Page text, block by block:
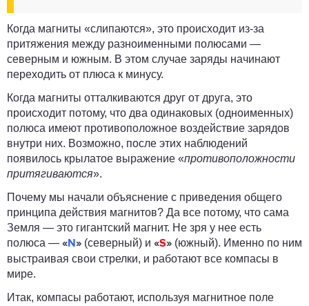
Когда магниты «слипаются», это происходит из-за
притяжения между разноименными полюсами —
северным и южным. В этом случае заряды начинают
переходить от плюса к минусу.
Когда магниты отталкиваются друг от друга, это
происходит потому, что два одинаковых (одноименных)
полюса имеют противоположное воздействие зарядов
внутри них. Возможно, после этих наблюдений
появилось крылатое выражение «противоположности
притягиваются».
Почему мы начали объяснение с приведения общего
принципа действия магнитов? Да все потому, что сама
Земля — это гигантский магнит. Не зря у нее есть
полюса — «N» (северный) и «S» (южный). Именно по ним
выстраивая свои стрелки, и работают все компасы в
мире.
Итак, компасы работают, используя магнитное поле